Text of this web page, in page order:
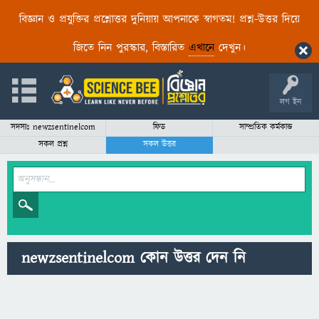
বিজ্ঞান ও প্রযুক্তির প্রশ্নোত্তর দুনিয়ায় আপনাকে স্বাগতম! প্রশ্ন-উত্তর দিয়ে
জিতে নিন পুরস্কার, বিস্তারিত এখানেদেখুন।
লগ ইন
সদস্যঃ newzsentinelcom ফিড
সাম্প্রতিক কর্মকান্ড
সকল প্রশ্ন
সকল উত্তর
newzsentinelcom কোন উত্তর দেন নি